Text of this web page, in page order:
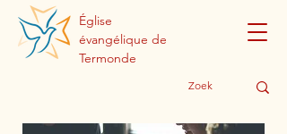
Église
évangélique de
Termonde